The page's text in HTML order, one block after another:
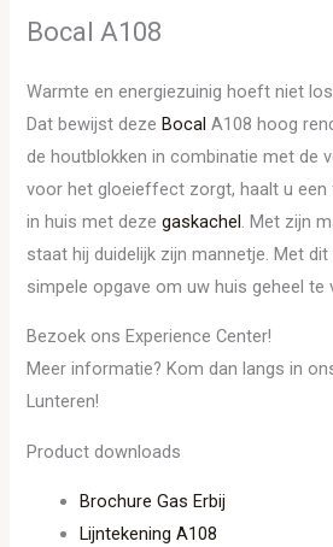
Bocal A108
Warmte en energiezuinig hoeft niet
Dat bewijst dezeBocal A108 hoog
de houtblokken in combinatie met de
voor het gloeieffect zorgt, haalt u
in huis met dezegaskachel. Met zijn
staat hij duidelijk zijn mannetje. Met
simpele opgave om uw huis geheel te
Bezoek ons Experience Center!
Meer informatie? Kom dan langs in
Lunteren!
Product downloads
Brochure Gas Erbij
Lijntekening A108